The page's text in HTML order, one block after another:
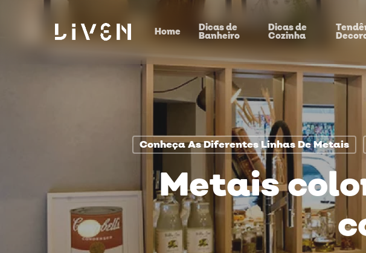
Home Dicas de
Banheiro
Dicas de
Cozinha
Conheça As Diferentes Linhas De Metais
Metais